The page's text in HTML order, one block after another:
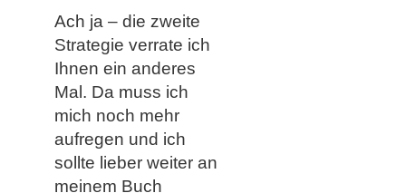
Ach ja – die zweite
Strategie verrate ich
Ihnen ein anderes
Mal. Da muss ich
mich noch mehr
aufregen und ich
sollte lieber weiter an
meinem Buch